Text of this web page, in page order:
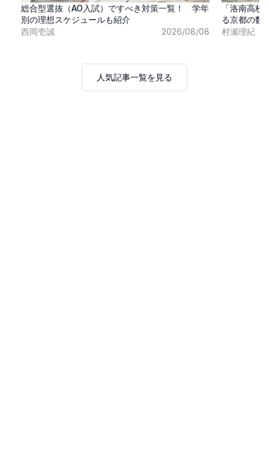
総合型選抜（AO入試）ですべき対策一覧！ 学年
別の理想スケジュールも紹介
西岡壱誠
2026/08/08
「洛南高
る京都の数
村瀬理紀
人気記事一覧を見る